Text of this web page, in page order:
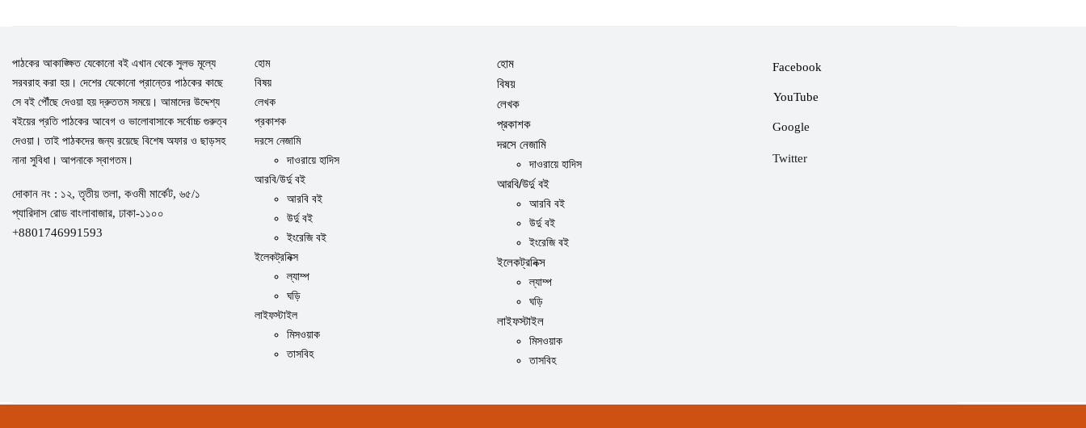
পাঠকের আকাঙ্ক্ষিত যেকোনো বই এখান থেকে সুলভ মূল্যে
সরবরাহ করা হয়। দেশের যেকোনো প্রান্তের পাঠকের কাছে
সে বই পৌঁছে দেওয়া হয় দ্রুততম সময়ে। আমাদের উদ্দেশ্য
বইয়ের প্রতি পাঠকের আবেগ ও ভালোবাসাকে সর্বোচ্চ গুরুত্ব
দেওয়া। তাই পাঠকদের জন্য রয়েছে বিশেষ অফার ও ছাড়সহ
নানা সুবিধা। আপনাকে স্বাগতম।
দোকান নং : ১২, তৃতীয় তলা, কওমী মার্কেট, ৬৫/১
প্যারিদাস রোড বাংলাবাজার, ঢাকা-১১০০
+8801746991593
হোম
বিষয়
লেখক
প্রকাশক
দরসে নেজামি
দাওরায়ে হাদিস
আরবি/উর্দু বই
আরবি বই
উর্দু বই
ইংরেজি বই
ইলেকট্রনিক্স
ল্যাম্প
ঘড়ি
লাইফস্টাইল
মিসওয়াক
তাসবিহ
হোম
বিষয়
লেখক
প্রকাশক
দরসে নেজামি
দাওরায়ে হাদিস
আরবি/উর্দু বই
আরবি বই
উর্দু বই
ইংরেজি বই
ইলেকট্রনিক্স
ল্যাম্প
ঘড়ি
লাইফস্টাইল
মিসওয়াক
তাসবিহ
Facebook
YouTube
Google
Twitter